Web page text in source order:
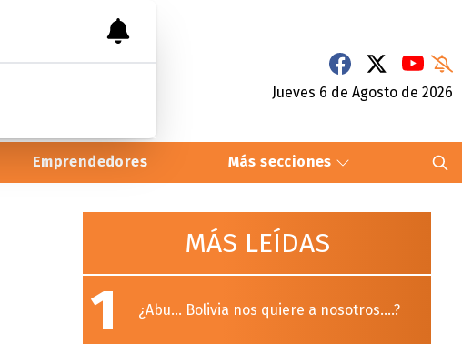
Jueves 6 de Agosto de 2026
Emprendedores Más secciones
MÁS LEÍDAS
1 ¿Abu… Bolivia nos quiere a nosotros….?